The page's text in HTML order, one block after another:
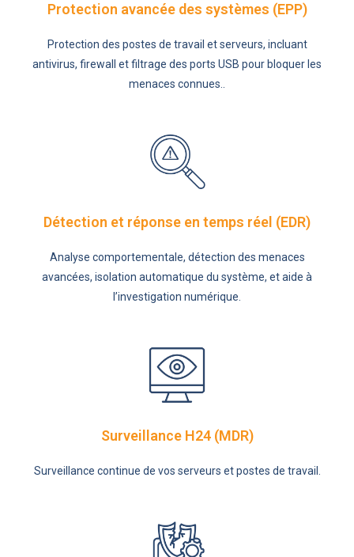
Protection avancée des systèmes (EPP)
Protection des postes de travail et serveurs, incluant
antivirus, firewall et filtrage des ports USB pour bloquer les
menaces connues..
Détection et réponse en temps réel (EDR)
Analyse comportementale, détection des menaces
avancées, isolation automatique du système, et aide à
l’investigation numérique.
Surveillance H24 (MDR)
Surveillance continue de vos serveurs et postes de travail.